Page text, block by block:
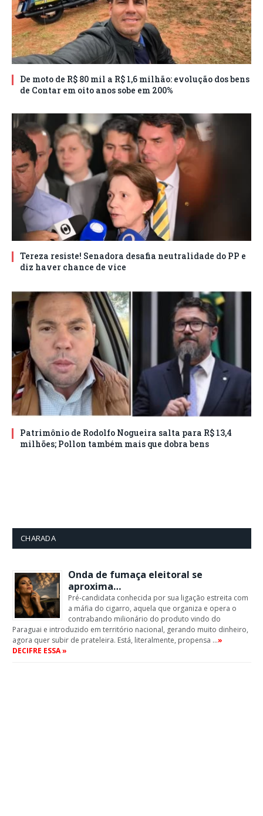
De moto de R$ 80 mil a R$ 1,6 milhão: evolução dos bens
de Contar em oito anos sobe em 200%
Tereza resiste! Senadora desafia neutralidade do PP e
diz haver chance de vice
Patrimônio de Rodolfo Nogueira salta para R$ 13,4
milhões; Pollon também mais que dobra bens
CHARADA
Onda de fumaça eleitoral se
aproxima…
Pré-candidata conhecida por sua ligação estreita com
a máfia do cigarro, aquela que organiza e opera o
contrabando milionário do produto vindo do
Paraguai e introduzido em território nacional, gerando muito dinheiro,
agora quer subir de prateleira. Está, literalmente, propensa …»
DECIFRE ESSA »